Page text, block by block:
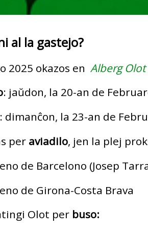
al la gastejo?
2025 okazos en Alberg
: jaŭdon, la 20-an de
: dimanĉon, la 23-an de
per aviadilo, jen la plej
de Barcelono (Josep
de Girona-Costa Brava
Olot per buso: